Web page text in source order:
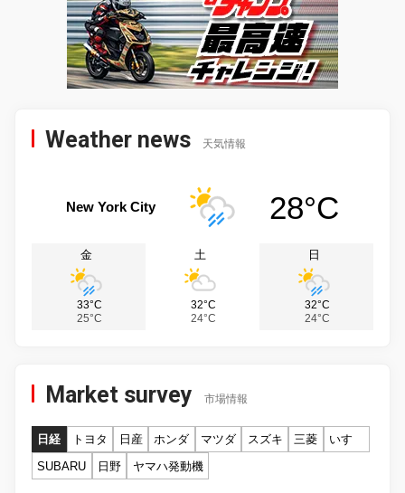
Weather news 天気情報
New York City 28°C
金
33°C
25°C
土
32°C
24°C
日
32°C
24°C
Market survey 市場情報
日経 トヨタ 日産 ホンダ マツダ スズキ 三菱
いすゞ
SUBARU
日野 ヤマハ発動機